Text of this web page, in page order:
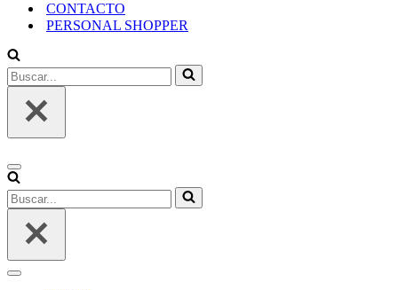
CONTACTO
PERSONAL SHOPPER
Buscar...
Menú
de
navegación
Buscar...
Menú